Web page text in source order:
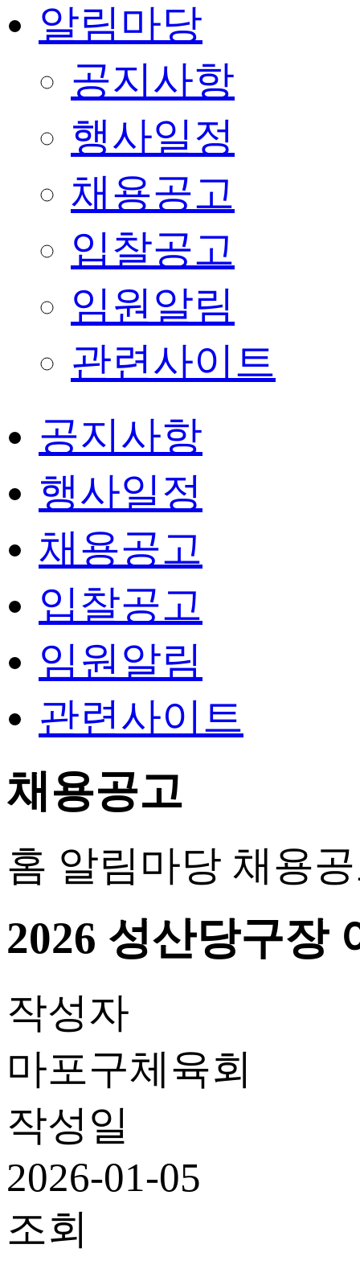
알림마당
공지사항
행사일정
채용공고
입찰공고
임원알림
관련사이트
공지사항
행사일정
채용공고
입찰공고
임원알림
관련사이트
채용공고
홈 알림마당 채용
2026 성산당구장
작성자
마포구체육회
작성일
2026-01-05
조회